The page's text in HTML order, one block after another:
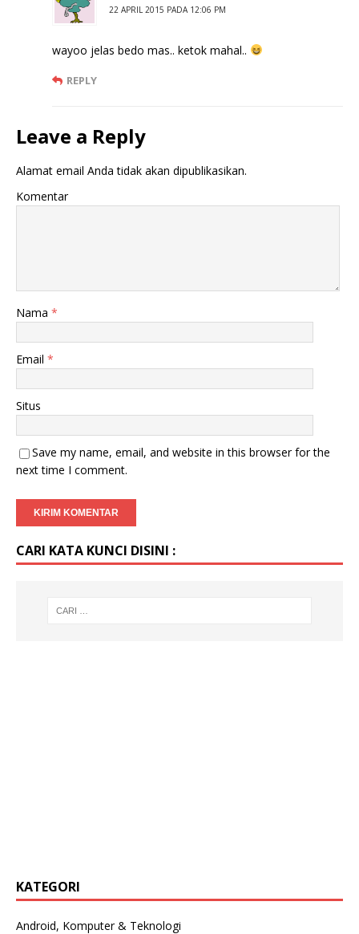
22 APRIL 2015 PADA 12:06 PM
wayoo jelas bedo mas.. ketok mahal..
REPLY
Leave a Reply
Alamat email Anda tidak akan dipublikasikan.
Komentar
Nama *
Email *
Situs
Save my name, email, and website in this browser for the
next time I comment.
CARI KATA KUNCI DISINI :
KATEGORI
Android, Komputer & Teknologi